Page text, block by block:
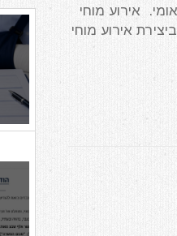
אירוע מוחי
אירוע מוחי